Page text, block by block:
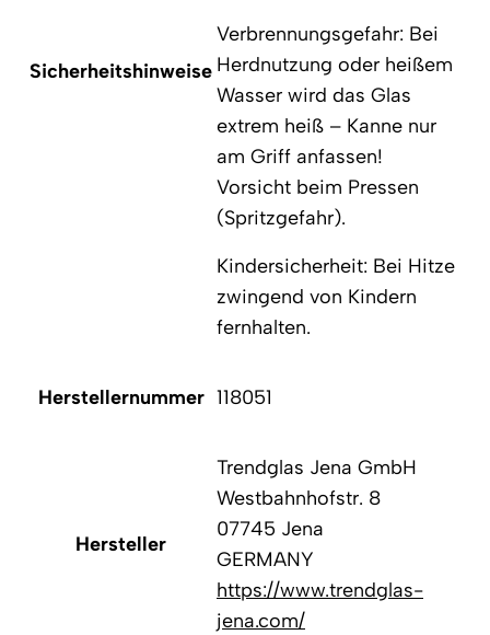
Sicherheitshinweise
Verbrennungsgefahr: Bei
Herdnutzung oder heißem
Wasser wird das Glas
extrem heiß – Kanne nur
am Griff anfassen!
Vorsicht beim Pressen
(Spritzgefahr).
Kindersicherheit: Bei Hitze
zwingend von Kindern
fernhalten.
Herstellernummer 118051
Hersteller
Trendglas Jena GmbH
Westbahnhofstr. 8
07745 Jena
GERMANY
https://www.trendglas-
jena.com/